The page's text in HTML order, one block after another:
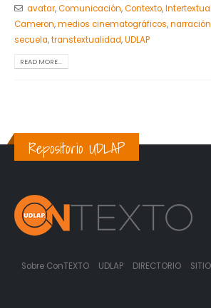
avatar,Comunicación,Contexto,
Cameron,medios cinematográficos,
secuela,transtextualidad,UDLAP
READ MORE...
Repositorio UDLAP
Sobre ConTEXTO UDLAP DIRECTORIO